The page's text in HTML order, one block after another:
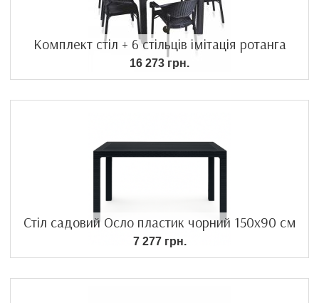
Комплект стіл + 6 стільців імітація ротанга
16 273 грн.
Стіл садовий Осло пластик чорний 150х90 см
7 277 грн.